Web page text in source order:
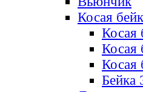
Косая
Косая
Косая
Косая
Бейка